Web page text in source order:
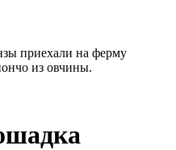
приехали на ферму
из овчины.